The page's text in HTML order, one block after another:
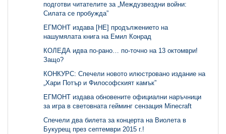
подготви читателите за „Междузвездни войни:
Силата се пробужда”
ЕГМОНТ издава [НЕ] продължението на
нашумялата книга на Емил Конрад
КОЛЕДА идва по-рано… по-точно на 13 октомври!
Защо?
КОНКУРС: Спечели новото илюстровано издание на
„Хари Потър и Философският камък”
ЕГМОНТ издава обновените официални наръчници
за игра в световната гейминг сензация Minecraft
Спечели два билета за концерта на Виолета в
Букурещ през септември 2015 г.!